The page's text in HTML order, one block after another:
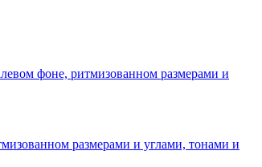
размерами и углами, тонами и